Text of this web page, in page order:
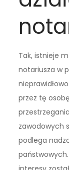
Tak, istnieje
notariusza w
przez tę
zawodowych
podlega